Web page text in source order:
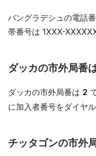
バングラデシュの電話
帯番号は 1XXX-
ダッカの市外局番
ダッカの市外局番は 2
に加入者番号をダイヤル
チッタゴンの市外